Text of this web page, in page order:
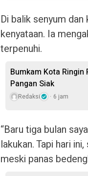
Di balik senyum
kenyataan. Ia
terpenuhi.
Bumkam Kota Ringin
Pangan Siak
Redaksi 6 jam
“Baru tiga bulan
lakukan. Tapi hari
meski panas